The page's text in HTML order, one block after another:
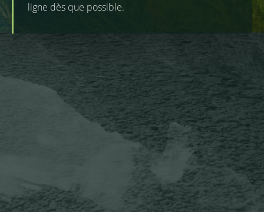
ligne dès que possible.